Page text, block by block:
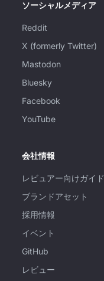
ソーシャルメディア
Reddit
X (formerly Twitter)
Mastodon
Bluesky
Facebook
YouTube
会社情報
レビュアー向けガイド
ブランドアセット
採用情報
イベント
GitHub
レビュー